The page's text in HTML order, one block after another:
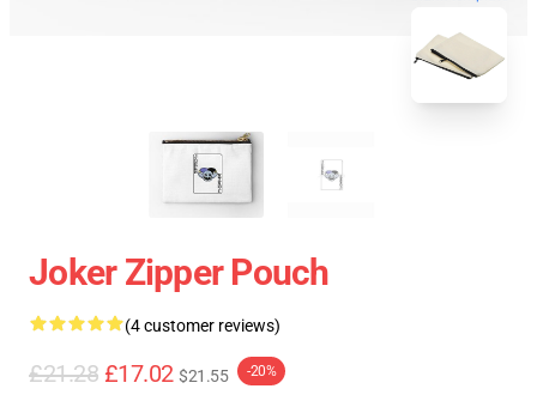
Joker Zipper Pouch
(4 customer reviews)
£21.28 £17.02 $21.55 -20%